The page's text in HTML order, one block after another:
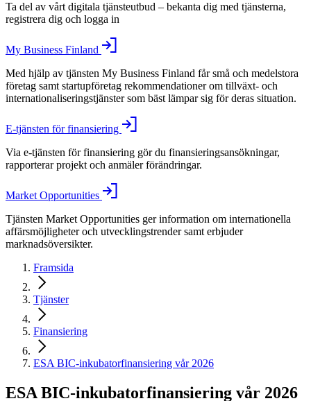
Ta del av vårt digitala tjänsteutbud – bekanta dig med tjänsterna,
registrera dig och logga in
My Business Finland
Med hjälp av tjänsten My Business Finland får små och medelstora
företag samt startupföretag rekommendationer om tillväxt- och
internationaliseringstjänster som bäst lämpar sig för deras situation.
E-tjänsten för finansiering
Via e-tjänsten för finansiering gör du finansieringsansökningar,
rapporterar projekt och anmäler förändringar.
Market Opportunities
Tjänsten Market Opportunities ger information om internationella
affärsmöjligheter och utvecklingstrender samt erbjuder
marknadsöversikter.
Framsida
Tjänster
Finansiering
ESA BIC-inkubatorfinansiering vår 2026
ESA BIC-inkubatorfinansiering vår 2026